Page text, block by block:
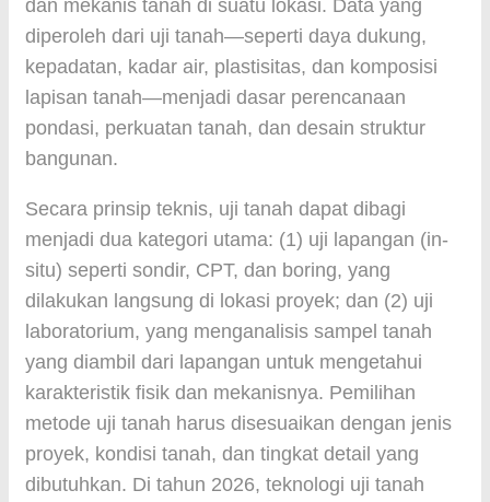
dan mekanis tanah di suatu lokasi. Data yang
diperoleh dari uji tanah—seperti daya dukung,
kepadatan, kadar air, plastisitas, dan komposisi
lapisan tanah—menjadi dasar perencanaan
pondasi, perkuatan tanah, dan desain struktur
bangunan.
Secara prinsip teknis, uji tanah dapat dibagi
menjadi dua kategori utama: (1) uji lapangan (in-
situ) seperti sondir, CPT, dan boring, yang
dilakukan langsung di lokasi proyek; dan (2) uji
laboratorium, yang menganalisis sampel tanah
yang diambil dari lapangan untuk mengetahui
karakteristik fisik dan mekanisnya. Pemilihan
metode uji tanah harus disesuaikan dengan jenis
proyek, kondisi tanah, dan tingkat detail yang
dibutuhkan. Di tahun 2026, teknologi uji tanah